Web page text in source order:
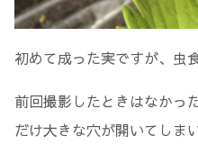
初めて成った実ですが、虫
前回撮影したときはなかっ
だけ大きな穴が開いてしま